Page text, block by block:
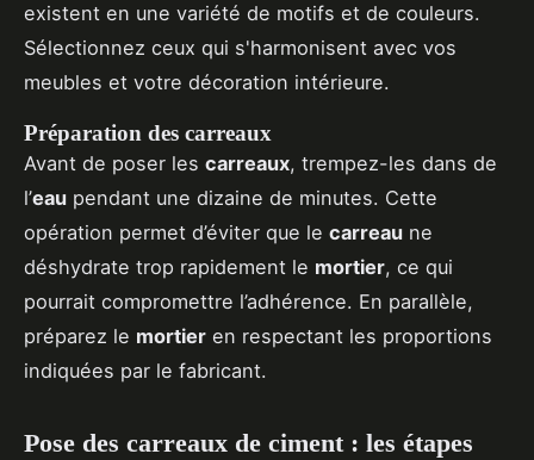
existent en une variété de motifs et de couleurs.
Sélectionnez ceux qui s'harmonisent avec vos
meubles et votre décoration intérieure.
Préparation des carreaux
Avant de poser les carreaux, trempez-les dans de
l’eau pendant une dizaine de minutes. Cette
opération permet d’éviter que le carreau ne
déshydrate trop rapidement le mortier, ce qui
pourrait compromettre l’adhérence. En parallèle,
préparez le mortier en respectant les proportions
indiquées par le fabricant.
Pose des carreaux de ciment : les étapes